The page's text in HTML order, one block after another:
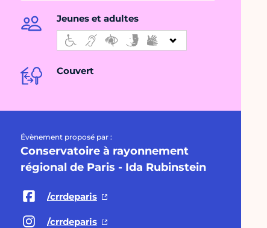
Jeunes et adultes
Couvert
Évènement proposé par :
Conservatoire à rayonnement
régional de Paris - Ida Rubinstein
/crrdeparis
/crrdeparis